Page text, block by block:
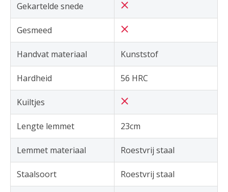
Gekartelde snede
Gesmeed
Handvat materiaal Kunststof
Hardheid 56 HRC
Kuiltjes
Lengte lemmet 23cm
Lemmet materiaal Roestvrij staal
Staalsoort Roestvrij staal